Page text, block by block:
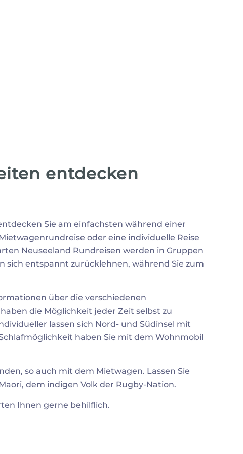
entdecken
Sie am einfachsten während einer
oder eine individuelle Reise
Neuseeland Rundreisen werden in Gruppen
sich entspannt zurücklehnen, während Sie zum
über die verschiedenen
die Möglichkeit jeder Zeit selbst zu
lassen sich Nord- und Südinsel mit
haben Sie mit dem Wohnmobil
so auch mit dem Mietwagen. Lassen Sie
dem indigen Volk der Rugby-Nation.
Ihnen gerne behilflich.